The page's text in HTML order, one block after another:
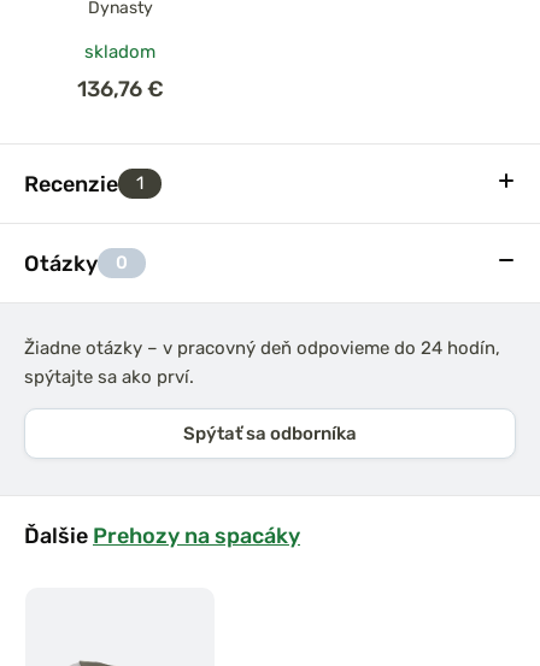
Dynasty
skladom
136,76 €
Recenzie 1
Otázky 0
Žiadne otázky – v pracovný deň odpovieme do 24 hodín,
spýtajte sa ako prví.
Spýtať sa odborníka
Ďalšie Prehozy na spacáky